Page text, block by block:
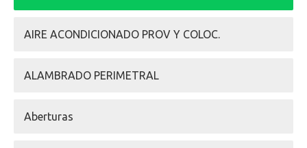
AIRE ACONDICIONADO PROV Y COLOC.
ALAMBRADO PERIMETRAL
Aberturas